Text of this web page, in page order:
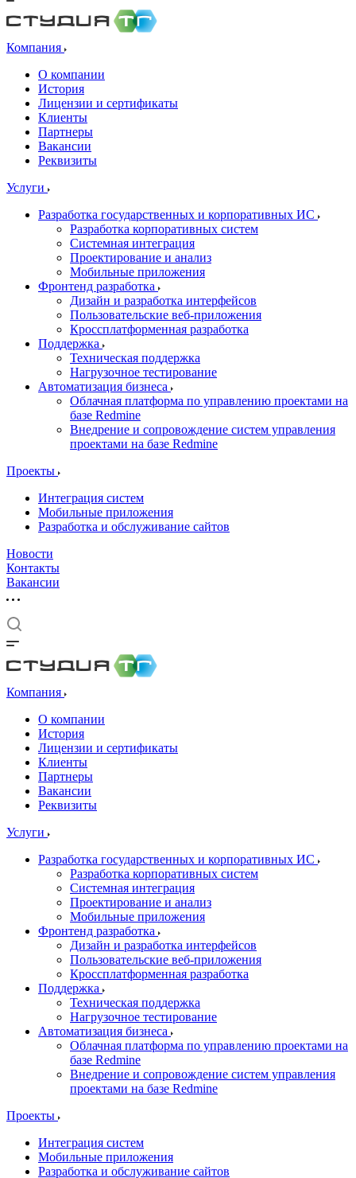
Компания
О компании
История
Лицензии и сертификаты
Клиенты
Партнеры
Вакансии
Реквизиты
Услуги
Разработка государственных и корпоративных ИС
Разработка корпоративных систем
Системная интеграция
Проектирование и анализ
Мобильные приложения
Фронтенд разработка
Дизайн и разработка интерфейсов
Пользовательские веб-приложения
Кроссплатформенная разработка
Поддержка
Техническая поддержка
Нагрузочное тестирование
Автоматизация бизнеса
Облачная платформа по управлению проектами на
базе Redmine
Внедрение и сопровождение систем управления
проектами на базе Redmine
Проекты
Интеграция систем
Мобильные приложения
Разработка и обслуживание сайтов
Новости
Контакты
Вакансии
Компания
О компании
История
Лицензии и сертификаты
Клиенты
Партнеры
Вакансии
Реквизиты
Услуги
Разработка государственных и корпоративных ИС
Разработка корпоративных систем
Системная интеграция
Проектирование и анализ
Мобильные приложения
Фронтенд разработка
Дизайн и разработка интерфейсов
Пользовательские веб-приложения
Кроссплатформенная разработка
Поддержка
Техническая поддержка
Нагрузочное тестирование
Автоматизация бизнеса
Облачная платформа по управлению проектами на
базе Redmine
Внедрение и сопровождение систем управления
проектами на базе Redmine
Проекты
Интеграция систем
Мобильные приложения
Разработка и обслуживание сайтов